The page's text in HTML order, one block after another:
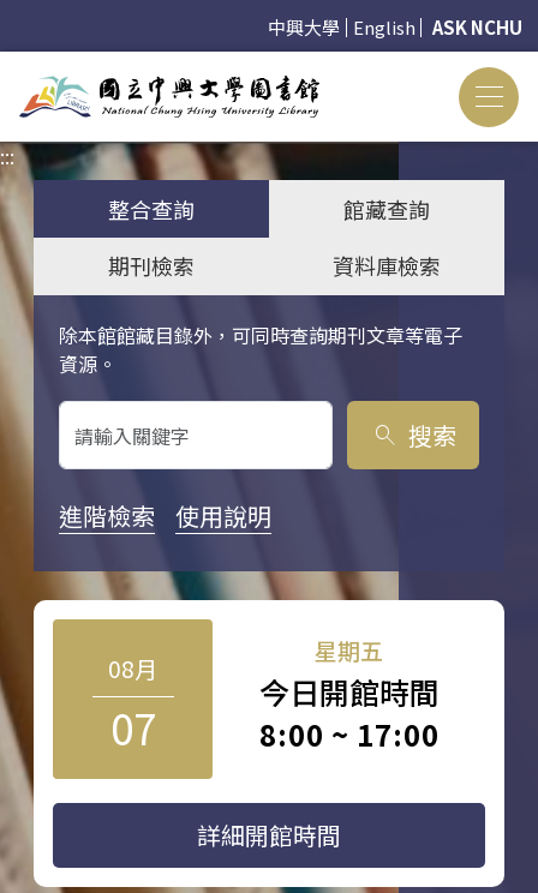
中興大學 English ASK NCHU
:::
整合查詢
館藏查詢
期刊檢索
資料庫檢索
除本館館藏目錄外，可同時查詢期刊文章等電子
資源。
關鍵字搜尋
search 搜索
進階檢索 使用說明
08月
07
星期五
今日開館時間
8:00 ~ 17:00
詳細開館時間